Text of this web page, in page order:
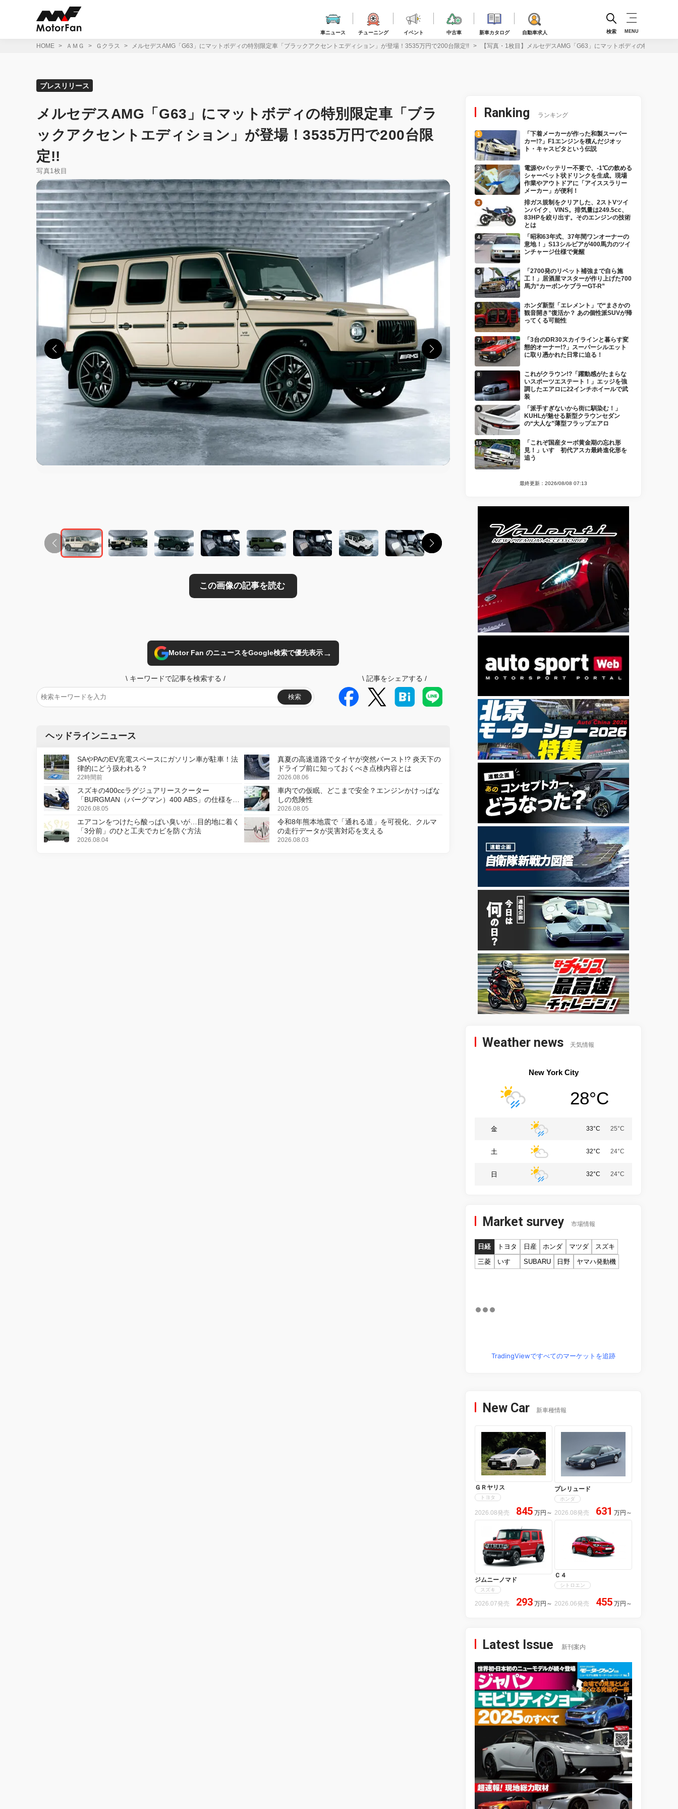
車ニュース チューニング イベント 中古車 新車カタログ 自動車求人 検索 MENU
HOME ＡＭＧ Ｇクラス メルセデスAMG「G63」にマットボディの特別限定車「ブラックアクセントエディション」が登場！3535万円で200台限定!! 【写真・1枚目】メルセデスAMG「G63」にマットボディの特別限定
プレスリリース
メルセデスAMG「G63」にマットボディの特別限定車「ブラ
ックアクセントエディション」が登場！3535万円で200台限
定!!
写真1枚目
Motor Fan のニュースをGoogle検索で優先表示→
\ キーワードで記事を検索する /
検索
\ 記事をシェアする /
ヘッドラインニュース
SAやPAのEV充電スペースにガソリン車が駐車！法
律的にどう扱われる？
22時間前
真夏の高速道路でタイヤが突然バースト!? 炎天下の
ドライブ前に知っておくべき点検内容とは
2026.08.06
スズキの400ccラグジュアリースクーター
「BURGMAN（バーグマン）400 ABS」の仕様を変
更し、8月18日に発売
2026.08.05
車内での仮眠、どこまで安全？エンジンかけっぱな
しの危険性
2026.08.05
エアコンをつけたら酸っぱい臭いが…目的地に着く
「3分前」のひと工夫でカビを防ぐ方法
2026.08.04
令和8年熊本地震で「通れる道」を可視化、クルマ
の走行データが災害対応を支える
2026.08.03
Ranking ランキング
「下着メーカーが作った和製スーパー
カー!?」F1エンジンを積んだジオッ
ト・キャスピタという伝説
電源やバッテリー不要で、-1℃の飲める
シャーベット状ドリンクを生成。現場
作業やアウトドアに「アイススラリー
メーカー」が便利！
排ガス規制をクリアした、2ストVツイ
ンバイク、VINS。排気量は249.5cc、
83HPを絞り出す。そのエンジンの技術
とは
「昭和63年式、37年間ワンオーナーの
意地！」S13シルビアが400馬力のツイ
ンチャージ仕様で覚醒
「2700発のリベット補強まで自ら施
工！」居酒屋マスターが作り上げた700
馬力“カーボンケブラーGT-R”
ホンダ新型「エレメント」で“まさかの
観音開き”復活か？ あの個性派SUVが帰
ってくる可能性
「3台のDR30スカイラインと暮らす変
態的オーナー!?」スーパーシルエット
に取り憑かれた日常に迫る！
これがクラウン!?「躍動感がたまらな
いスポーツエステート！」エッジを強
調したエアロに22インチホイールで武
装
「派手すぎないから街に馴染む！」
KUHLが魅せる新型クラウンセダン
の“大人な”薄型フラップエアロ
「これぞ国産ターボ黄金期の忘れ形
見！」いすゞ初代アスカ最終進化形を
追う
最終更新：2026/08/08 07:13
Weather news 天気情報
New York City
28°C
金 33°C 25°C
土 32°C 24°C
日 32°C 24°C
Market survey 市場情報
日経 トヨタ 日産 ホンダ マツダ
スズキ
三菱
いすゞ SUBARU 日野 ヤマハ発動機
TradingViewですべてのマーケットを追跡
New Car 新車種情報
ＧＲヤリス
トヨタ
2026.08発売 845 万円 ～
プレリュード
ホンダ
2026.08発売 631 万円 ～
ジムニーノマド
スズキ
2026.07発売 293 万円 ～
Ｃ４
シトロエン
2026.06発売 455 万円 ～
Latest Issue 新刊案内